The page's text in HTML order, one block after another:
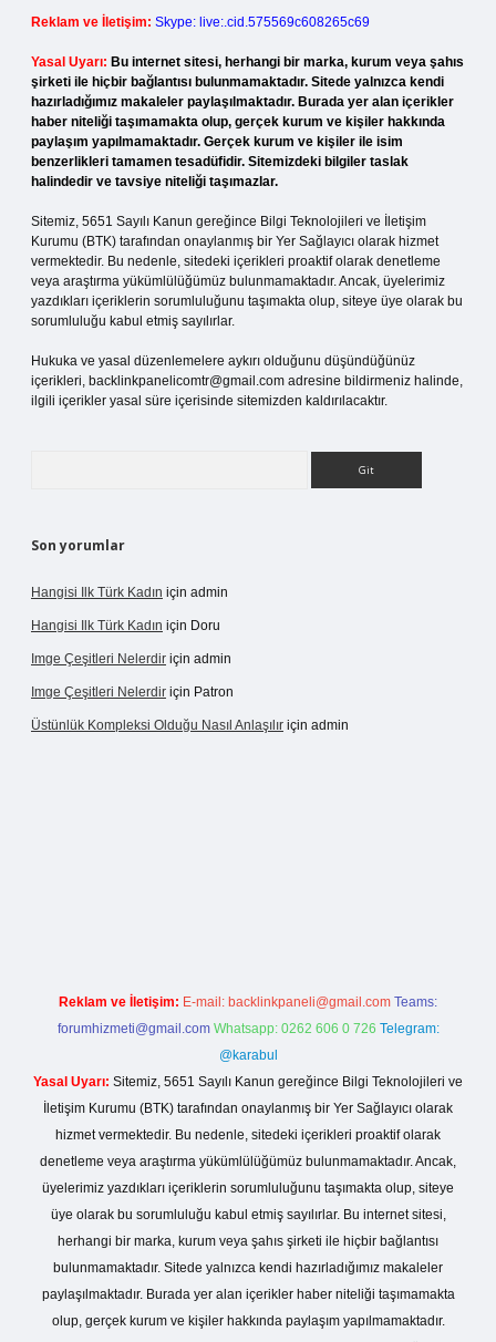
Reklam ve İletişim: Skype: live:.cid.575569c608265c69
Yasal Uyarı: Bu internet sitesi, herhangi bir marka, kurum veya şahıs
şirketi ile hiçbir bağlantısı bulunmamaktadır. Sitede yalnızca kendi
hazırladığımız makaleler paylaşılmaktadır. Burada yer alan içerikler
haber niteliği taşımamakta olup, gerçek kurum ve kişiler hakkında
paylaşım yapılmamaktadır. Gerçek kurum ve kişiler ile isim
benzerlikleri tamamen tesadüfidir. Sitemizdeki bilgiler taslak
halindedir ve tavsiye niteliği taşımazlar.
Sitemiz, 5651 Sayılı Kanun gereğince Bilgi Teknolojileri ve İletişim
Kurumu (BTK) tarafından onaylanmış bir Yer Sağlayıcı olarak hizmet
vermektedir. Bu nedenle, sitedeki içerikleri proaktif olarak denetleme
veya araştırma yükümlülüğümüz bulunmamaktadır. Ancak, üyelerimiz
yazdıkları içeriklerin sorumluluğunu taşımakta olup, siteye üye olarak bu
sorumluluğu kabul etmiş sayılırlar.
Hukuka ve yasal düzenlemelere aykırı olduğunu düşündüğünüz
içerikleri, backlinkpanelicomtr@gmail.com adresine bildirmeniz halinde,
ilgili içerikler yasal süre içerisinde sitemizden kaldırılacaktır.
Son yorumlar
Hangisi Ilk Türk Kadın için admin
Hangisi Ilk Türk Kadın için Doru
Imge Çeşitleri Nelerdir için admin
Imge Çeşitleri Nelerdir için Patron
Üstünlük Kompleksi Olduğu Nasıl Anlaşılır için admin
Reklam ve İletişim: E-mail: backlinkpaneli@gmail.com Teams:
forumhizmeti@gmail.com Whatsapp: 0262 606 0 726 Telegram:
@karabul
Yasal Uyarı: Sitemiz, 5651 Sayılı Kanun gereğince Bilgi Teknolojileri ve
İletişim Kurumu (BTK) tarafından onaylanmış bir Yer Sağlayıcı olarak
hizmet vermektedir. Bu nedenle, sitedeki içerikleri proaktif olarak
denetleme veya araştırma yükümlülüğümüz bulunmamaktadır. Ancak,
üyelerimiz yazdıkları içeriklerin sorumluluğunu taşımakta olup, siteye
üye olarak bu sorumluluğu kabul etmiş sayılırlar. Bu internet sitesi,
herhangi bir marka, kurum veya şahıs şirketi ile hiçbir bağlantısı
bulunmamaktadır. Sitede yalnızca kendi hazırladığımız makaleler
paylaşılmaktadır. Burada yer alan içerikler haber niteliği taşımamakta
olup, gerçek kurum ve kişiler hakkında paylaşım yapılmamaktadır.